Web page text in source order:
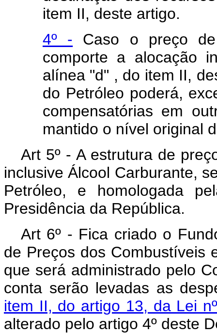
item II, deste artigo.
4º - Caso o preço
comporte a alocação
alínea "d" , do item II,
do Petróleo poderá,
compensatórias em
mantido o nível original
Art 5º - A estrutura de
inclusive Álcool Carburante,
Petróleo, e homologada
Presidência da República.
Art 6º - Fica criado o
de Preços dos Combustíveis
que será administrado pelo
conta serão levadas as
item II, do artigo 13, da Lei
alterado pelo artigo 4º deste